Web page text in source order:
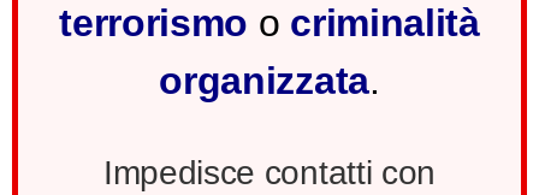
terrorismo o criminalità
organizzata.
Impedisce contatti con